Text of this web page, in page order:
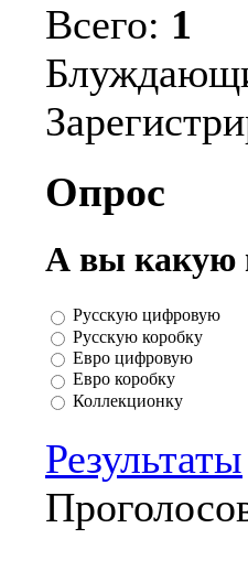
Всего: 1
Опрос
А вы какую
Русскую цифровую
Русскую коробку
Евро цифровую
Евро коробку
Коллекционку
Результаты